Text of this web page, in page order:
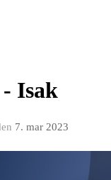
Isak
7. mar 2023